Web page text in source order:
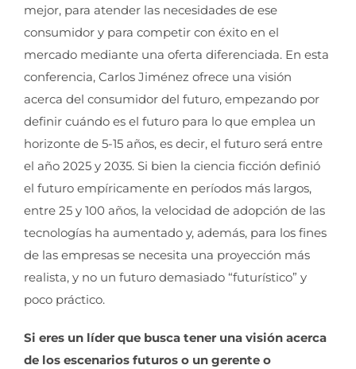
mejor, para atender las necesidades de ese
consumidor y para competir con éxito en el
mercado mediante una oferta diferenciada. En esta
conferencia, Carlos Jiménez ofrece una visión
acerca del consumidor del futuro, empezando por
definir cuándo es el futuro para lo que emplea un
horizonte de 5-15 años, es decir, el futuro será entre
el año 2025 y 2035. Si bien la ciencia ficción definió
el futuro empíricamente en períodos más largos,
entre 25 y 100 años, la velocidad de adopción de las
tecnologías ha aumentado y, además, para los fines
de las empresas se necesita una proyección más
realista, y no un futuro demasiado “futurístico” y
poco práctico.
Si eres un líder que busca tener una visión acerca
de los escenarios futuros o un gerente o